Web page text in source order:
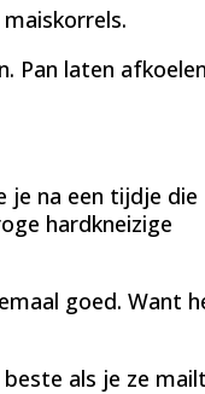
Pan laten
je na een tijdje die
hardkneizige
goed. Want
als je ze